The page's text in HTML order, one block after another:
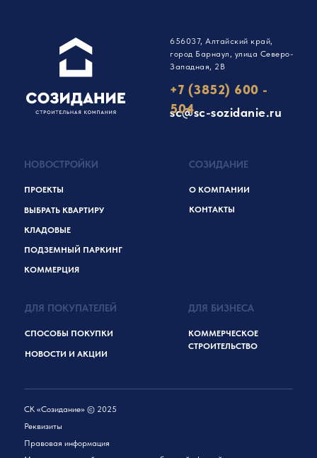
656037, Алтайский край,
город Барнаул, улица Северо-
Западная, 2В
НОВОСТРОЙКИ
ПРОЕКТЫ
ВЫБРАТЬ КВАРТИРУ
КЛАДОВЫЕ
ПОДЗЕМНЫЙ ПАРКИНГ
КОММЕРЦИЯ
СОЗИДАНИЕ
О КОМПАНИИ
КОНТАКТЫ
ДЛЯ ПОКУПАТЕЛЕЙ
СПОСОБЫ ПОКУПКИ
НОВОСТИ И АКЦИИ
ДЛЯ БИЗНЕСА
КОММЕРЧЕСКОЕ
СТРОИТЕЛЬСТВО
sc@sc-sozidanie.ru
+7 (3852) 600 -
504
Правовая информация
СК «Созидание» © 2025
Реквизиты